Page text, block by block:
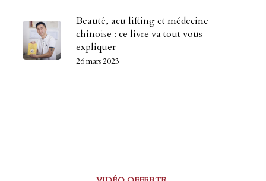
Beauté, acu lifting et médecine
chinoise : ce livre va tout vous
expliquer
26 mars 2023